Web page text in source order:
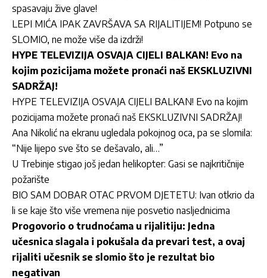
spasavaju žive glave!
LEPI MIĆA IPAK ZAVRŠAVA SA RIJALITIJEM! Potpuno se
SLOMIO, ne može više da izdrži!
HYPE TELEVIZIJA OSVAJA CIJELI BALKAN! Evo na
kojim pozicijama možete pronaći naš EKSKLUZIVNI
SADRŽAJ!
HYPE TELEVIZIJA OSVAJA CIJELI BALKAN! Evo na kojim
pozicijama možete pronaći naš EKSKLUZIVNI SADRŽAJ!
Ana Nikolić na ekranu ugledala pokojnog oca, pa se slomila:
“Nije lijepo sve što se dešavalo, ali…”
U Trebinje stigao još jedan helikopter: Gasi se najkritičnije
požarište
BIO SAM DOBAR OTAC PRVOM DJETETU: Ivan otkrio da
li se kaje što više vremena nije posvetio nasljednicima
Progovorio o trudnoćama u rijalitiju: Jedna
učesnica slagala i pokušala da prevari test, a ovaj
rijaliti učesnik se slomio što je rezultat bio
negativan